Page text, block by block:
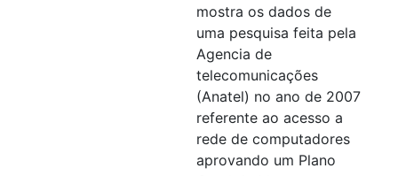
mostra os dados de
uma pesquisa feita pela
Agencia de
telecomunicações
(Anatel) no ano de 2007
referente ao acesso a
rede de computadores
aprovando um Plano